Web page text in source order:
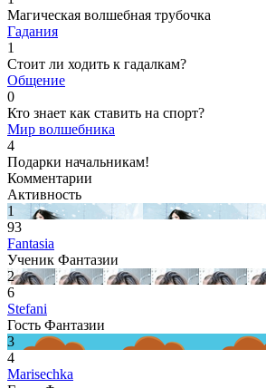
Магическая волшебная трубочка
Гадания
1
Стоит ли ходить к гадалкам?
Общение
0
Кто знает как ставить на спорт?
Мир волшебника
4
Подарки начальникам!
Комментарии
Активность
1
93
Fantasia
Ученик Фантазии
2
6
Stefani
Гость Фантазии
3
4
Marisechka